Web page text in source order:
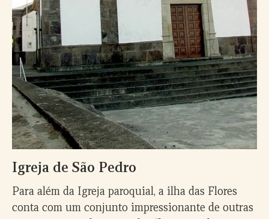
Igreja de São Pedro
Para além da Igreja paroquial, a ilha das Flores
conta com um conjunto impressionante de outras